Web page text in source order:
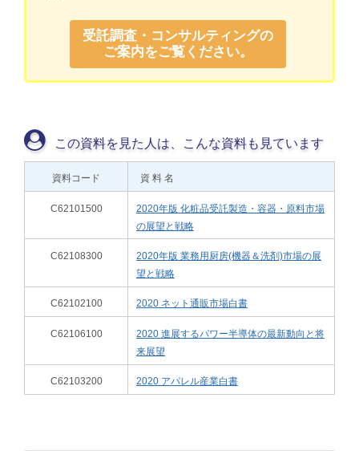
受託調査・コンサルティングの
ご案内をご覧ください。
この資料を見た人は、こんな資料も見ています
資料コード 資 料 名
C62101500
2020年版 化粧品受託製造・容器・原料市場
の展望と戦略
C62108300
2020年版 業務用厨房(機器＆洗剤)市場の展
望と戦略
C62102100 2020 ネット通販市場白書
C62106100
2020 進展するパワー半導体の最新動向と将
来展望
C62103200 2020 アパレル産業白書